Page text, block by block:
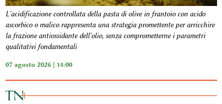
L'acidificazione controllata della pasta di olive in frantoio con acido
ascorbico o malico rappresenta una strategia promettente per arricchire
la frazione antiossidante dell'olio, senza comprometterne i parametri
qualitativi fondamentali
07 agosto 2026 | 14:00